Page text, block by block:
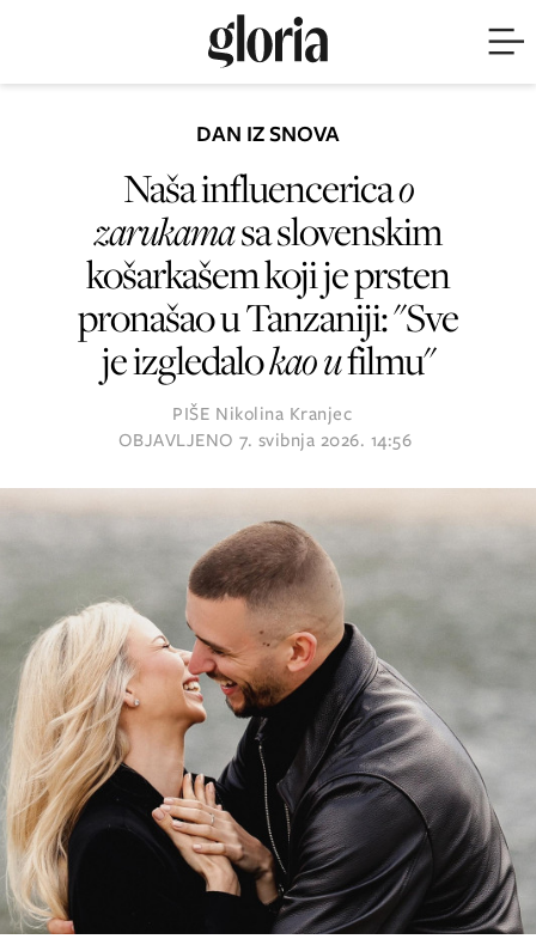
DAN IZ SNOVA
Naša influencericao
zarukamasa slovenskim
košarkašem koji je prsten
pronašao u Tanzaniji: "Sve
je izgledalokao ufilmu"
PIŠE Nikolina Kranjec
OBJAVLJENO7. svibnja 2026. 14:56